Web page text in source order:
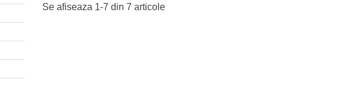
Se afiseaza 1-7 din 7 articole